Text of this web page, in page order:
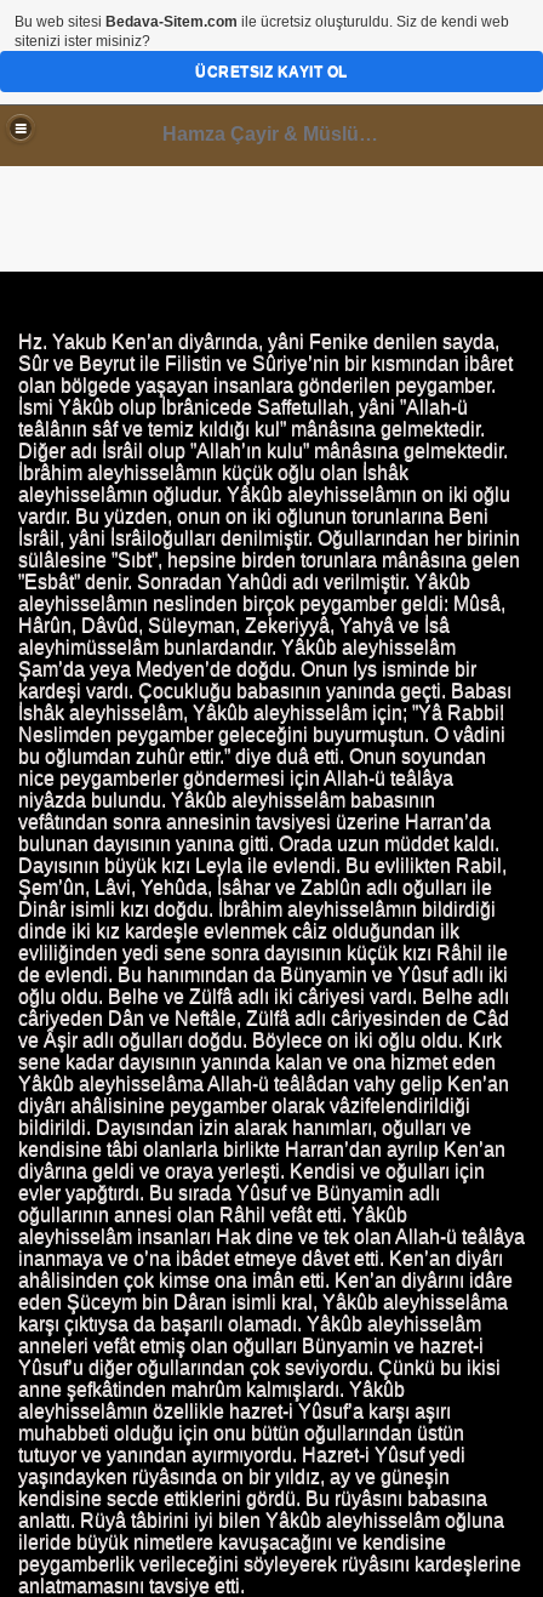
Hamza Çayir & Müslüminal Paylaşımlar
Hz. Yakub Ken’an diyârında, yâni Fenike denilen sayda,
Sûr ve Beyrut ile Filistin ve Sûriye’nin bir kısmından ibâret
olan bölgede yaşayan insanlara gönderilen peygamber.
İsmi Yâkûb olup İbrânicede Saffetullah, yâni ”Allah-ü
teâlânın sâf ve temiz kıldığı kul” mânâsına gelmektedir.
Diğer adı İsrâil olup ”Allah’ın kulu” mânâsına gelmektedir.
İbrâhim aleyhisselâmın küçük oğlu olan İshâk
aleyhisselâmın oğludur. Yâkûb aleyhisselâmın on iki oğlu
vardır. Bu yüzden, onun on iki oğlunun torunlarına Beni
İsrâil, yâni İsrâiloğulları denilmiştir. Oğullarından her birinin
sülâlesine ”Sıbt”, hepsine birden torunlara mânâsına gelen
”Esbât” denir. Sonradan Yahûdi adı verilmiştir. Yâkûb
aleyhisselâmın neslinden birçok peygamber geldi: Mûsâ,
Hârûn, Dâvûd, Süleyman, Zekeriyyâ, Yahyâ ve İsâ
aleyhimüsselâm bunlardandır. Yâkûb aleyhisselâm
Şam’da yeya Medyen’de doğdu. Onun Iys isminde bir
kardeşi vardı. Çocukluğu babasının yanında geçti. Babası
İshâk aleyhisselâm, Yâkûb aleyhisselâm için; ”Yâ Rabbi!
Neslimden peygamber geleceğini buyurmuştun. O vâdini
bu oğlumdan zuhûr ettir.” diye duâ etti. Onun soyundan
nice peygamberler göndermesi için Allah-ü teâlâya
niyâzda bulundu. Yâkûb aleyhisselâm babasının
vefâtından sonra annesinin tavsiyesi üzerine Harran’da
bulunan dayısının yanına gitti. Orada uzun müddet kaldı.
Dayısının büyük kızı Leyla ile evlendi. Bu evlilikten Rabil,
Şem’ûn, Lâvi, Yehûda, İsâhar ve Zablûn adlı oğulları ile
Dinâr isimli kızı doğdu. İbrâhim aleyhisselâmın bildirdiği
dinde iki kız kardeşle evlenmek câiz olduğundan ilk
evliliğinden yedi sene sonra dayısının küçük kızı Râhil ile
de evlendi. Bu hanımından da Bünyamin ve Yûsuf adlı iki
oğlu oldu. Belhe ve Zülfâ adlı iki câriyesi vardı. Belhe adlı
câriyeden Dân ve Neftâle, Zülfâ adlı câriyesinden de Câd
ve Âşir adlı oğulları doğdu. Böylece on iki oğlu oldu. Kırk
sene kadar dayısının yanında kalan ve ona hizmet eden
Yâkûb aleyhisselâma Allah-ü teâlâdan vahy gelip Ken’an
diyârı ahâlisinine peygamber olarak vâzifelendirildiği
bildirildi. Dayısından izin alarak hanımları, oğulları ve
kendisine tâbi olanlarla birlikte Harran’dan ayrılıp Ken’an
diyârına geldi ve oraya yerleşti. Kendisi ve oğulları için
evler yapğtırdı. Bu sırada Yûsuf ve Bünyamin adlı
oğullarının annesi olan Râhil vefât etti. Yâkûb
aleyhisselâm insanları Hak dine ve tek olan Allah-ü teâlâya
inanmaya ve o’na ibâdet etmeye dâvet etti. Ken’an diyârı
ahâlisinden çok kimse ona imân etti. Ken’an diyârını idâre
eden Şüceym bin Dâran isimli kral, Yâkûb aleyhisselâma
karşı çıktıysa da başarılı olamadı. Yâkûb aleyhisselâm
anneleri vefât etmiş olan oğulları Bünyamin ve hazret-i
Yûsuf’u diğer oğullarından çok seviyordu. Çünkü bu ikisi
anne şefkâtinden mahrûm kalmışlardı. Yâkûb
aleyhisselâmın özellikle hazret-i Yûsuf’a karşı aşırı
muhabbeti olduğu için onu bütün oğullarından üstün
tutuyor ve yanından ayırmıyordu. Hazret-i Yûsuf yedi
yaşındayken rüyâsında on bir yıldız, ay ve güneşin
kendisine secde ettiklerini gördü. Bu rüyâsını babasına
anlattı. Rüyâ tâbirini iyi bilen Yâkûb aleyhisselâm oğluna
ileride büyük nimetlere kavuşacağını ve kendisine
peygamberlik verileceğini söyleyerek rüyâsını kardeşlerine
anlatmamasını tavsiye etti.
Bu web sitesi Bedava-Sitem.com ile ücretsiz oluşturuldu. Siz de kendi web
sitenizi ister misiniz?
ÜCRETSIZ KAYIT OL